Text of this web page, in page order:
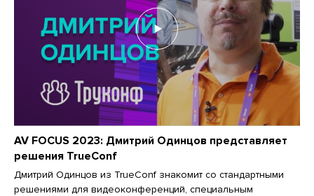
AV FOCUS 2023: Дмитрий Одинцов представляет
решения TrueConf
Дмитрий Одинцов из TrueConf знакомит со стандартными
решениями для видеоконференций, специальным